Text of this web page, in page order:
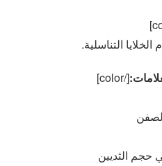
التناسلية.
[/color]
حجم الثديين